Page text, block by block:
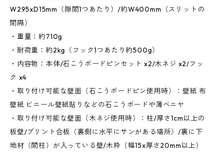
W295xD15mm（隙間1つあたり）/約W400mm（スリットの
間隔）
・重量：約710g
・耐荷重：約2kg（フック1つあたり約500g）
・内容物：本体/石こうボードピンセット x2/木ネジ x2/フッ
ク x4
・取り付け可能な壁面（石こうボードピン使用時）：壁紙 布
壁紙 ビニール壁紙貼りなどの石こうボードや薄ベニヤ
・取り付け可能な壁面（木ネジ使用時）：柱/厚さ1cm以上の
板壁/プリント合板（裏側に水平にサンがある場所）/裏に下
地材（間柱）が入っている壁/木枠（幅15x厚さ20mm以上）